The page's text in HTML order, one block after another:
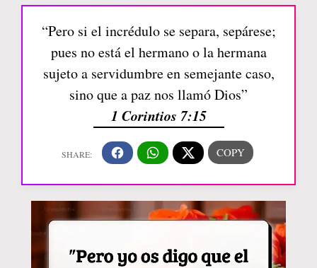
“Pero si el incrédulo se separa, sepárese;
pues no está el hermano o la hermana
sujeto a servidumbre en semejante caso,
sino que a paz nos llamó Dios”
1 Corintios 7:15